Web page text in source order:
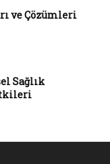
ve Çözümleri
Sağlık